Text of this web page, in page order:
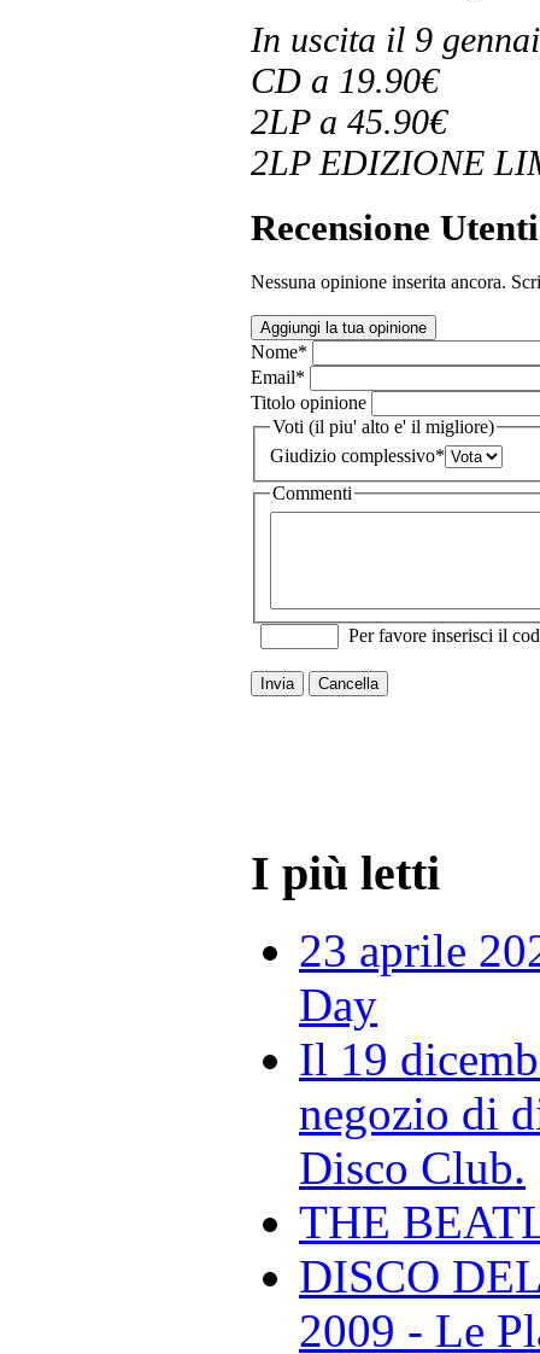
In uscita il 9
CD a 19.90€
2LP a 45.90€
2LP EDIZIONE
Recensione Utenti
Nessuna opinione inserita ancora.
Aggiungi la tua opinione
Nome*
Email*
Titolo opinione
Voti (il piu' alto e' il migliore)
Giudizio complessivo*
Commenti
Per favore inserisci il
Invia Cancella
I più letti
23 aprile
Day
Il 19
negozio di
Disco Club.
THE
DISCO
2009 - Le